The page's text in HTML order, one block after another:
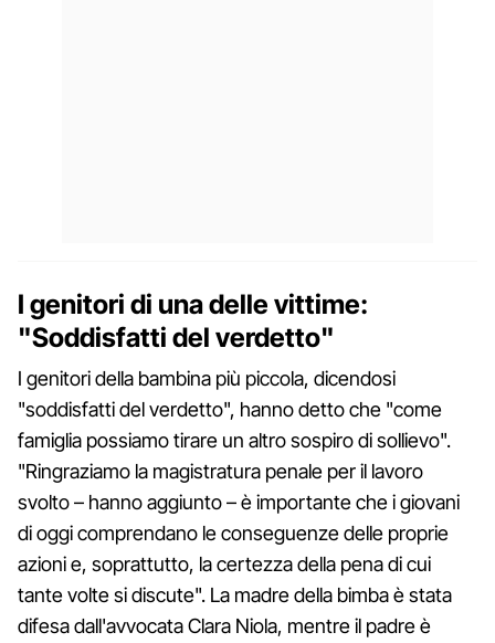
I genitori di una delle vittime:
"Soddisfatti del verdetto"
I genitori della bambina più piccola, dicendosi
"soddisfatti del verdetto", hanno detto che "come
famiglia possiamo tirare un altro sospiro di sollievo".
"Ringraziamo la magistratura penale per il lavoro
svolto – hanno aggiunto – è importante che i giovani
di oggi comprendano le conseguenze delle proprie
azioni e, soprattutto, la certezza della pena di cui
tante volte si discute". La madre della bimba è stata
difesa dall'avvocata Clara Niola, mentre il padre è